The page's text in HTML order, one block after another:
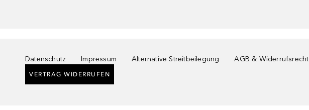
Datenschutz Impressum Alternative Streitbeilegung AGB & Widerrufsrecht
VERTRAG WIDERRUFEN